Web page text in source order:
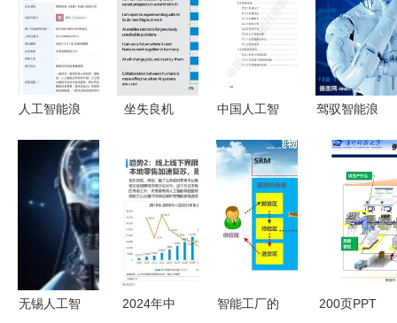
人工智能浪
智元机器人
等新锐企业
共筑机器人
产业新高地
坐失良机
示过半英国
企业未应用
AI的潜在危
机与机遇
中国人工智
发展白皮书
（2018）
及在AI应用
软件开发中
的核心解读
驾驭智能浪
能大模型风
险挑战与软
件应用开发
对策
无锡人工智
2024年中
智能工厂的
200页PPT